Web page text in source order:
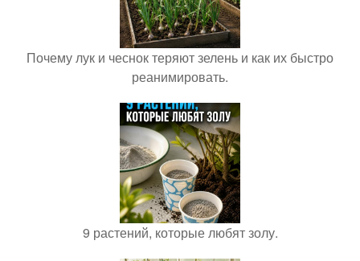
Почему лук и чеснок теряют зелень и как их быстро
реанимировать.
9 растений, которые любят золу.